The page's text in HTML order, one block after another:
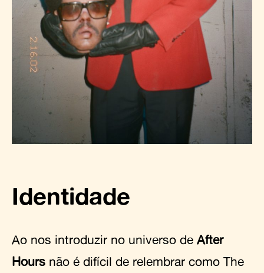
Identidade
Ao nos introduzir no universo de After
Hours não é difícil de relembrar como The